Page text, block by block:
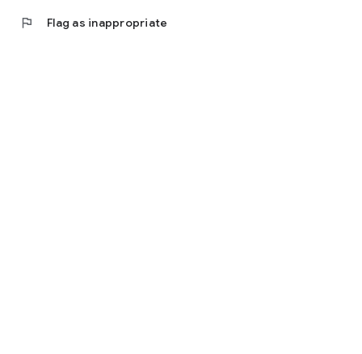
flag Flag as inappropriate